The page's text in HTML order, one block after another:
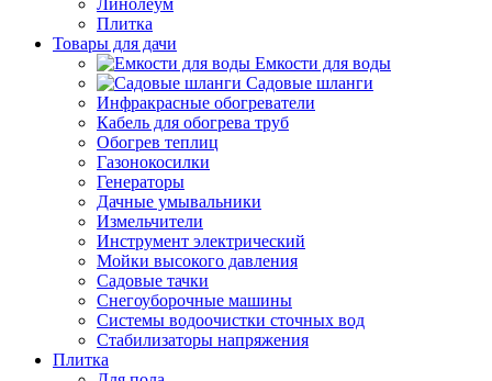
Линолеум
Плитка
Товары для дачи
Емкости для воды
Садовые шланги
Инфракрасные обогреватели
Кабель для обогрева труб
Обогрев теплиц
Газонокосилки
Генераторы
Дачные умывальники
Измельчители
Инструмент электрический
Мойки высокого давления
Садовые тачки
Снегоуборочные машины
Системы водоочистки сточных вод
Стабилизаторы напряжения
Плитка